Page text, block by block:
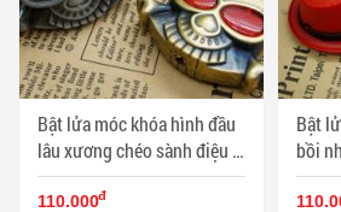
Bật lửa móc khóa hình đầu
lâu xương chéo sành điệu -
Mã SP: BL01730
110.000đ
Bật
bồi
SP: